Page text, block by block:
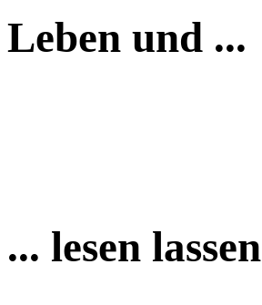
Leben und ...
... lesen lassen